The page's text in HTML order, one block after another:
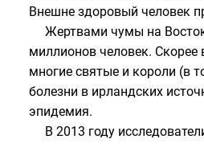
Внешне здоровый человек
Жертвами чумы на
миллионов человек. Скорее
многие святые и короли (в
болезни в ирландских
эпидемия.
В 2013 году